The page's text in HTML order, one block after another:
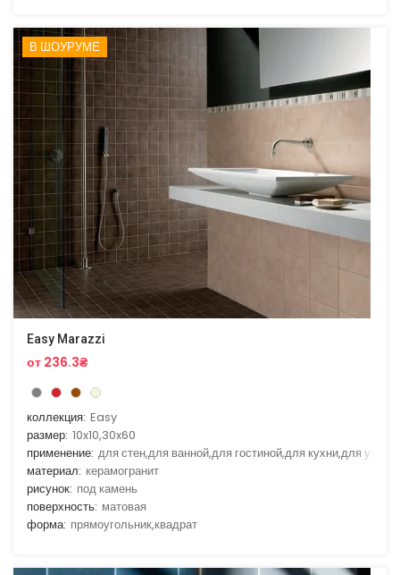
В ШОУРУМЕ
Easy Marazzi
от 236.3₴
коллекция: Easy
размер: 10x10,30x60
применение: для стен,для ванной,для гостиной,для кухни,для улицы
материал: керамогранит
рисунок: под камень
поверхность: матовая
форма: прямоугольник,квадрат